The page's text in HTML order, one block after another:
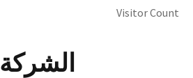
Visitor Count
الشركة